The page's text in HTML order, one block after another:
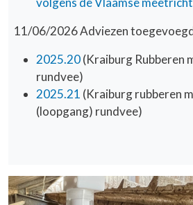
11/06/2026 Adviezen
2025.20(Kraiburg Rubberen
rundvee)
2025.21 (Kraiburg rubberen
(loopgang) rundvee)